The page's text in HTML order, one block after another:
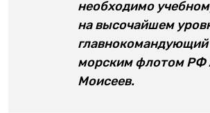
необходимо
на высочайшем
морским флотом РФ
Моисеев.